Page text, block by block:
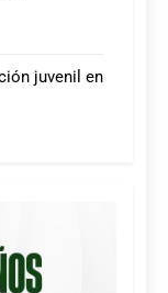
juvenil en